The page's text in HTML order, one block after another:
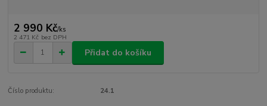
2 990 Kč/ks
2 471 Kč bez DPH
Přidat do košíku
Číslo produktu: 24.1